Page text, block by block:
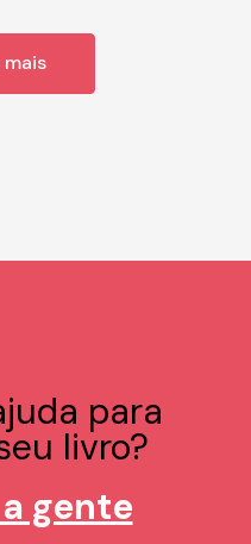
mais
para
livro?
gente